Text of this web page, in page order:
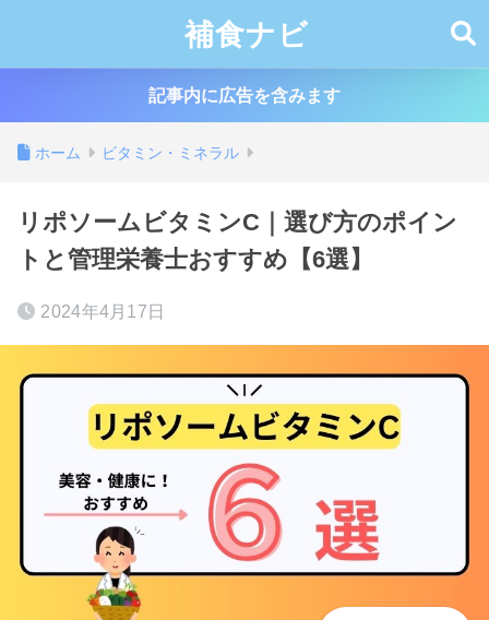
補食ナビ
記事内に広告を含みます
ホーム ビタミン・ミネラル
リポソームビタミンC｜選び方のポイン
トと管理栄養士おすすめ【6選】
2024年4月17日